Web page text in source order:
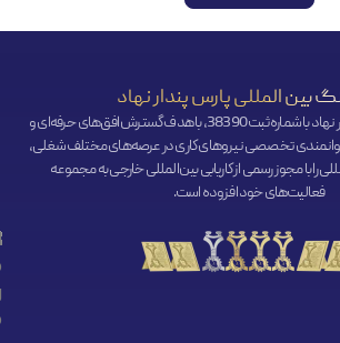
بین المللی پارس پندار نهاد
گروه بین‌المللی پارس پندار نهاد با شماره ثبت 38390، با هدف گسترش افق‌‌های حرفه‌ای و
تخصصی نیروهای کاری در عرصه‌های مختلف شغلی،
را با مجوز رسمی از کاریابی بین‌المللی خارجی به مجموعه
فعالیت‌های خود افزوده است.